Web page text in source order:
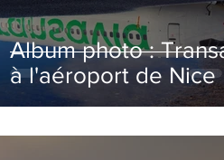
Album photo :
à l'aéroport de Nice